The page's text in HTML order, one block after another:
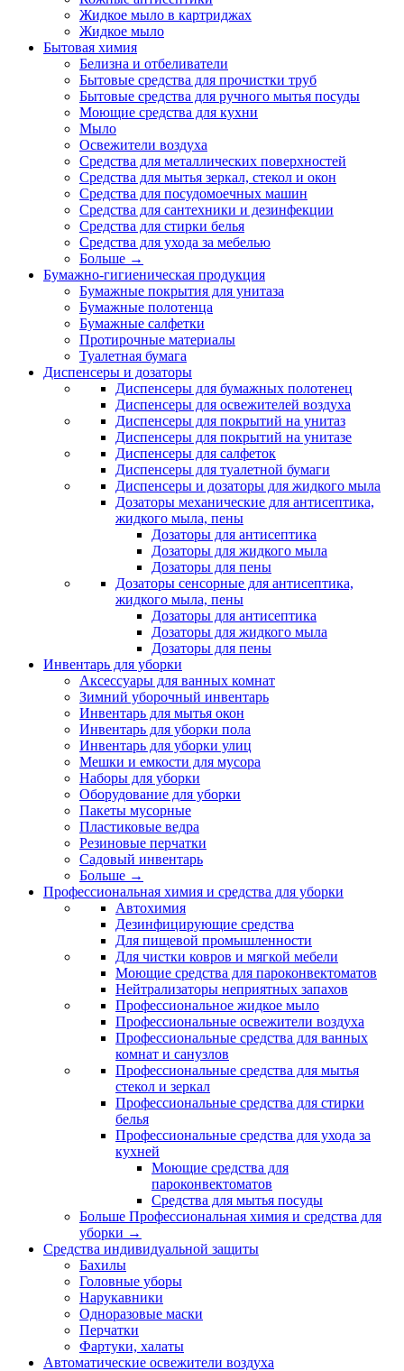
Жидкое мыло в картриджах
Жидкое мыло
Бытовая химия
Белизна и отбеливатели
Бытовые средства для прочистки труб
Бытовые средства для ручного мытья посуды
Моющие средства для кухни
Мыло
Освежители воздуха
Средства для металлических поверхностей
Средства для мытья зеркал, стекол и окон
Средства для посудомоечных машин
Средства для сантехники и дезинфекции
Средства для стирки белья
Средства для ухода за мебелью
Больше →
Бумажно-гигиеническая продукция
Бумажные покрытия для унитаза
Бумажные полотенца
Бумажные салфетки
Протирочные материалы
Туалетная бумага
Диспенсеры и дозаторы
Диспенсеры для бумажных полотенец
Диспенсеры для освежителей воздуха
Диспенсеры для покрытий на унитаз
Диспенсеры для покрытий на унитазе
Диспенсеры для салфеток
Диспенсеры для туалетной бумаги
Диспенсеры и дозаторы для жидкого мыла
Дозаторы механические для антисептика,
жидкого мыла, пены
Дозаторы для антисептика
Дозаторы для жидкого мыла
Дозаторы для пены
Дозаторы сенсорные для антисептика,
жидкого мыла, пены
Дозаторы для антисептика
Дозаторы для жидкого мыла
Дозаторы для пены
Инвентарь для уборки
Аксессуары для ванных комнат
Зимний уборочный инвентарь
Инвентарь для мытья окон
Инвентарь для уборки пола
Инвентарь для уборки улиц
Мешки и емкости для мусора
Наборы для уборки
Оборудование для уборки
Пакеты мусорные
Пластиковые ведра
Резиновые перчатки
Садовый инвентарь
Больше →
Профессиональная химия и средства для уборки
Автохимия
Дезинфицирующие средства
Для пищевой промышленности
Для чистки ковров и мягкой мебели
Моющие средства для пароконвектоматов
Нейтрализаторы неприятных запахов
Профессиональное жидкое мыло
Профессиональные освежители воздуха
Профессиональные средства для ванных
комнат и санузлов
Профессиональные средства для мытья
стекол и зеркал
Профессиональные средства для стирки
белья
Профессиональные средства для ухода за
кухней
Моющие средства для
пароконвектоматов
Средства для мытья посуды
Больше Профессиональная химия и средства для
уборки →
Средства индивидуальной защиты
Бахилы
Головные уборы
Нарукавники
Одноразовые маски
Перчатки
Фартуки, халаты
Автоматические освежители воздуха